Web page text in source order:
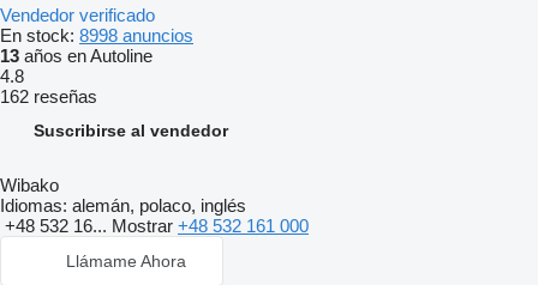
Vendedor verificado
En stock: 8998 anuncios
13 años en Autoline
4.8
162 reseñas
Suscribirse al vendedor
Wibako
Idiomas: alemán, polaco, inglés
+48 532 16... Mostrar +48 532 161 000
Llámame Ahora